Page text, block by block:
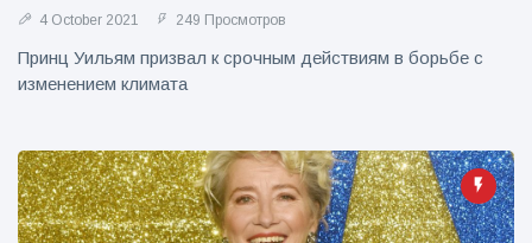
4 October 2021 249 Просмотров
Принц Уильям призвал к срочным действиям в борьбе с
изменением климата